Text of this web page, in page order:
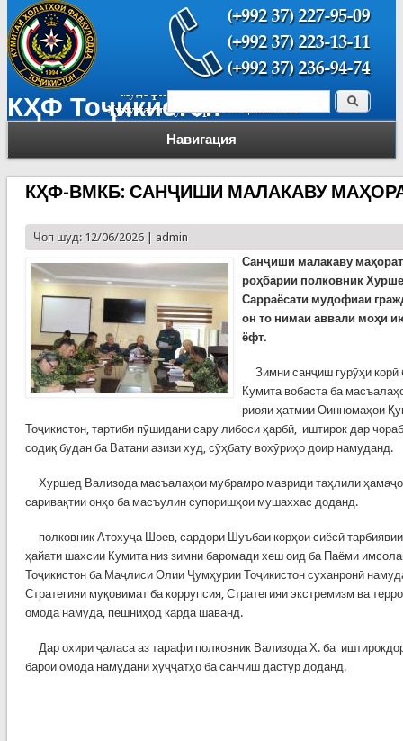
КҲФ Тоҷикистон
Навигация
Форма поиска Поиск
КҲФ-ВМКБ: САНҶИШИ МАЛАКАВУ
Чоп шуд: 12/06/2026 | admin
Санҷиши малакаву
роҳбарии полковник
Сарраёсати мудофиаи
он то нимаи аввали моҳи
ёфт.
Зимни санҷиш гурӯҳи
Кумита вобаста ба
риояи ҳатмии Оинномаҳои
Тоҷикистон, тартиби пӯшидани сару либоси ҳарбӣ, иштирок дар
содиқ будан ба Ватани азизи худ, сӯҳбату вохӯриҳо доир намуданд.
Хуршед Вализода масъалаҳои мубрамро мавриди таҳлили
саривақтии онҳо ба масъулин супоришҳои мушаххас доданд.
полковник Атохуҷа Шоев, сардори Шуъбаи корҳои сиёсӣ
ҳайати шахсии Кумита низ зимни баромади хеш оид ба Паёми
Тоҷикистон ба Маҷлиси Олии Ҷумҳурии Тоҷикистон суханронӣ
Стратегияи муқовимат ба коррупсия, Стратегияи экстремизм ва
омода намуда, пешниҳод карда шаванд.
Дар охири ҷаласа аз тарафи полковник Вализода Х. ба
барои омода намудани ҳуҷҷатҳо ба санчиш дастур доданд.